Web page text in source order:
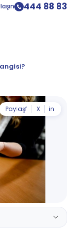
444 88 83
Paylaşf X in